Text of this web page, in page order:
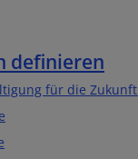
definieren
für die